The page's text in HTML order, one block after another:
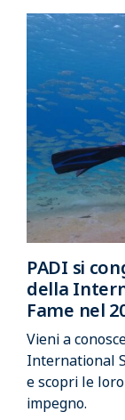
PADI si
della
Fame nel
Vieni a
International
e scopri le
impegno.